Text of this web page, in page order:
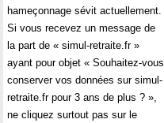
hameçonnage sévit actuellement.
Si vous recevez un message de
la part de « simul-retraite.fr »
ayant pour objet « Souhaitez-vous
conserver vos données sur simul-
retraite.fr pour 3 ans de plus ? »,
ne cliquez surtout pas sur le